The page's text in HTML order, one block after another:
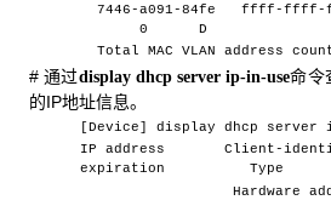
7446-a091-84fe ffff-
0 D
Total MAC VLAN address
# 通过display dhcp server ip-in-use命令
的IP地址信息。
[Device] display dhcp server
IP address Client-
expiration Type
Hardware